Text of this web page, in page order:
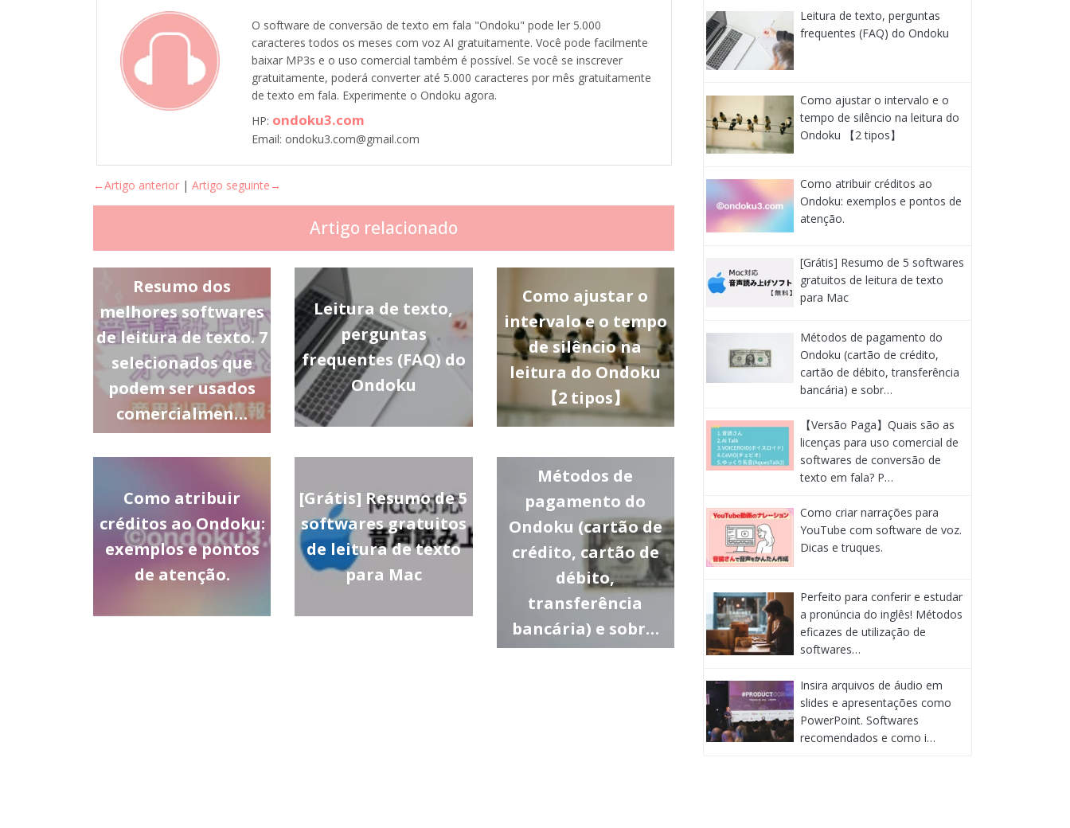
O software de conversão de texto em fala "Ondoku" pode ler 5.000
caracteres todos os meses com voz AI gratuitamente. Você pode facilmente
baixar MP3s e o uso comercial também é possível. Se você se inscrever
gratuitamente, poderá converter até 5.000 caracteres por mês gratuitamente
de texto em fala. Experimente o Ondoku agora.
HP: ondoku3.com
Email: ondoku3.com@gmail.com
←Artigo anterior | Artigo seguinte→
Artigo relacionado
Resumo dos
melhores softwares
de leitura de texto. 7
selecionados que
podem ser usados
comercialmen…
Leitura de texto,
perguntas
frequentes (FAQ) do
Ondoku
Como ajustar o
intervalo e o tempo
de silêncio na
leitura do Ondoku
【2 tipos】
Como atribuir
créditos ao Ondoku:
exemplos e pontos
de atenção.
[Grátis] Resumo de 5
softwares gratuitos
de leitura de texto
para Mac
Métodos de
pagamento do
Ondoku (cartão de
crédito, cartão de
débito,
transferência
bancária) e sobr…
Leitura de texto, perguntas
frequentes (FAQ) do Ondoku
Como ajustar o intervalo e o
tempo de silêncio na leitura do
Ondoku 【2 tipos】
Como atribuir créditos ao
Ondoku: exemplos e pontos de
atenção.
[Grátis] Resumo de 5 softwares
gratuitos de leitura de texto
para Mac
Métodos de pagamento do
Ondoku (cartão de crédito,
cartão de débito, transferência
bancária) e sobr…
【Versão Paga】Quais são as
licenças para uso comercial de
softwares de conversão de
texto em fala? P…
Como criar narrações para
YouTube com software de voz.
Dicas e truques.
Perfeito para conferir e estudar
a pronúncia do inglês! Métodos
eficazes de utilização de
softwares…
Insira arquivos de áudio em
slides e apresentações como
PowerPoint. Softwares
recomendados e como i…